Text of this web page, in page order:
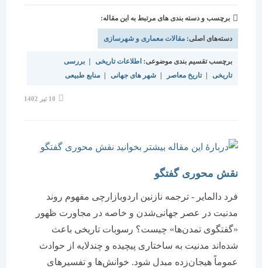
برچسب و دسته بندی های مرتبط به این مقاله:
دسته‌های اصلی:مقالات معماری و شهرسازی
برچسب تقسیم بندی موضوعی:اطلاعات تاریخی | بررسی
| تاریخ معاصر | شهر های جهانی | منابع طبیعی
نقش محوری گفتگو
فرد دالمایر - ترجمه نازنین اردوبازارچی مفهوم روند
مدنیت در عصر جهانی‌شدن و خاصه در مجاورت ظهور
«گفتگوی تمدن‌ها» چیست؟ رسوبات تاریخی باعث
شده‌اند مدنیت به ساختاری پیچیده و چندلایه از حوادث
عموماً هیجان‌زده مبدل شود. خوانش‌ها و تفسیرهای